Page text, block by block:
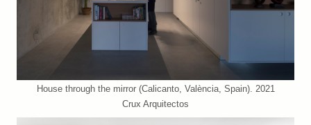
House through the mirror (Calicanto, València, Spain). 2021
Crux Arquitectos